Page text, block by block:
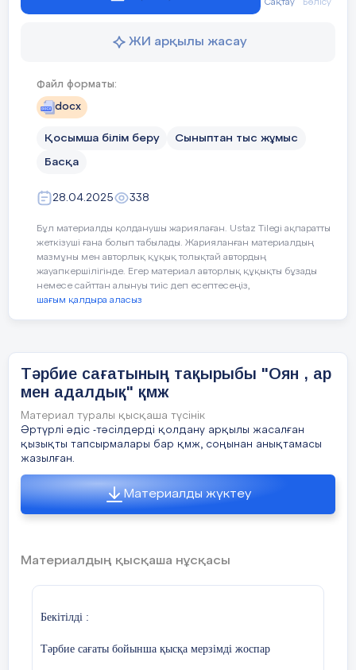
Дүкенге келдің қай жақтан?
-Наубайдан келдім нан жапқан
Қуыршақ:
-Наубайға келдің қай жақтан?
Бауырсақ:
Диірменнен келдім ұн тартқан.
Бауырсақ:
Даладан келдім жан-жақтан.
Жер-анам менің көсілген
Дихандар мені өсірген
Бір – біріне жүрекжарды тілектерін айту
кілті
Кішіге де "Сіз".
Бас иеміз біз.
Ән: Болайықшы осындай.
Сөзі мен әні –А. Меңжанованікі.
Ер азамат болады.
Қиындықты жеңіп кіл,
Құшағы гүл толады.
Еңбекшіл осындай,
Болайықшы, досы-ай!
Ұқыпты деп бұл қандай,
Әңгімелесу:
Еңбек адамға не үшін қажет деп
ойлайсыңдар?
Еңбекқор деп қандай адамды атаймыз?
айналысқанды ұнатасыңдар?
қажет деп ойлайсыңдар?
Ауа, су, тағам. Ауа, су – табиғаттың
Сақтау Бөлісу
ЖИ арқылы жасау
Файл форматы:
docx
Қосымша білім беру Сыныптан тыс жұмыс
Басқа
28.04.2025 338
Бұл материалды қолданушы жариялаған. Ustaz Tilegi ақпаратты
жеткізуші ғана болып табылады. Жарияланған материалдың
мазмұны мен авторлық құқық толықтай автордың
жауапкершілігінде. Егер материал авторлық құқықты бұзады
немесе сайттан алынуы тиіс деп есептесеңіз,
шағым қалдыра аласыз
Тәрбие сағатының тақырыбы "Оян , ар
мен адалдық" қмж
Материал туралы қысқаша түсінік
Әртүрлі әдіс -тәсілдерді қолдану арқылы жасалған
қызықты тапсырмалары бар қмж, соңынан анықтамасы
жазылған.
Материалды жүктеу
Материалдың қысқаша нұсқасы
Бекітілді :
Тәрбие сағаты бойынша қысқа мерзімді жоспар